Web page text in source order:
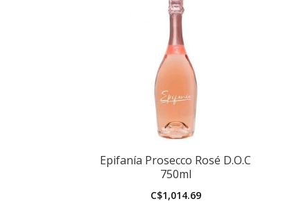
Epifanía Prosecco Rosé D.O.C
750ml
C$1,014.69